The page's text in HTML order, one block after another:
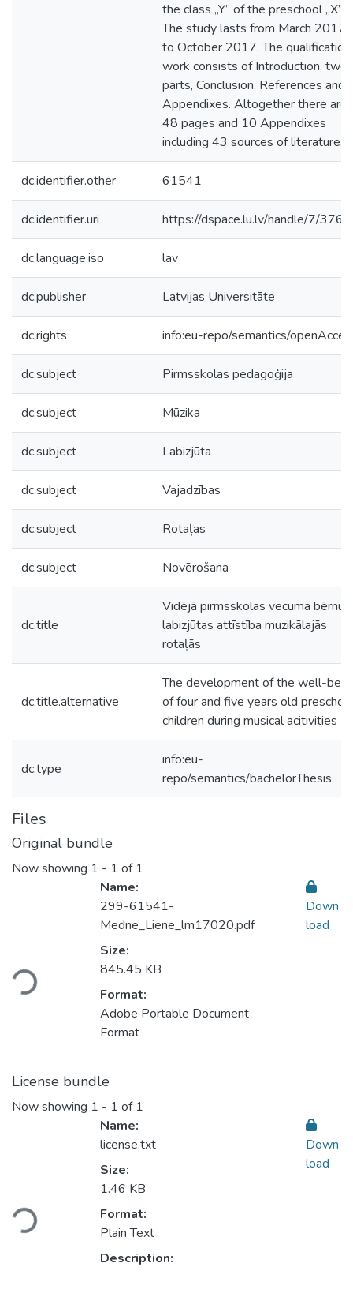
the class „Y” of the preschool „X”.
The study lasts from March 2017
to October 2017. The qualification
work consists of Introduction, two
parts, Conclusion, References and
Appendixes. Altogether there are
48 pages and 10 Appendixes
including 43 sources of literature.
dc.identifier.other 61541
dc.identifier.uri https://dspace.lu.lv/handle/7/
dc.language.iso lav
dc.publisher Latvijas Universitāte
dc.rights info:eu-repo/semantics/
dc.subject Pirmsskolas pedagoģija
dc.subject Mūzika
dc.subject Labizjūta
dc.subject Vajadzības
dc.subject Rotaļas
dc.subject Novērošana
dc.title
Vidējā pirmsskolas vecuma bērnu
labizjūtas attīstība muzikālajās
rotaļās
dc.title.alternative
The development of the well-
of four and five years old
children during musical acitivities
dc.type
info:eu-
repo/semantics/bachelorThesis
Files
Original bundle
Now showing 1 - 1 of 1
Loading...
Name:
299-61541-
Medne_Liene_lm17020.pdf
Size:
845.45 KB
Format:
Adobe Portable Document
Format
Down
load
License bundle
Now showing 1 - 1 of 1
Loading...
Name:
license.txt
Size:
1.46 KB
Format:
Plain Text
Description:
Down
load